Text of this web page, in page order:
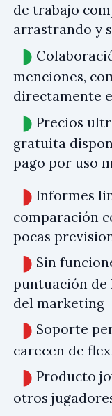
de trabajo
arrastrando y
menciones,
directamente
Precios
gratuita
pago por uso
Informes
comparación
pocas
Sin
puntuación de
del marketing
Soporte
carecen de
Producto
otros